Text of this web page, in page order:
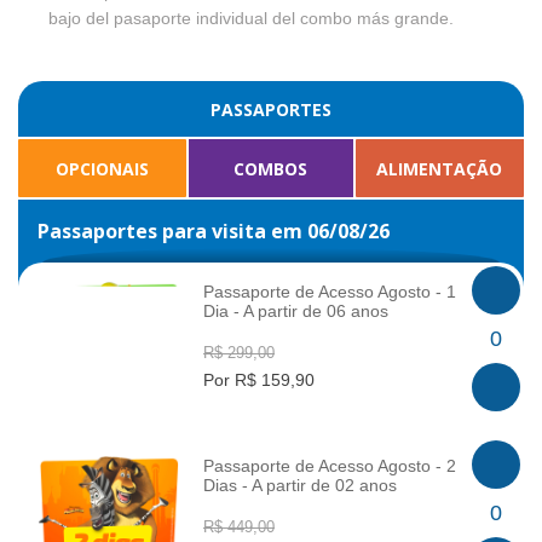
bajo del pasaporte individual del combo más grande.
PASSAPORTES
OPCIONAIS COMBOS ALIMENTAÇÃO
Passaportes para visita em 06/08/26
Passaporte de Acesso Agosto - 1
Dia - A partir de 06 anos
R$ 299,00
Por R$ 159,90
0
INFO
Passaporte de Acesso Agosto - 2
Dias - A partir de 02 anos
R$ 449,00
0